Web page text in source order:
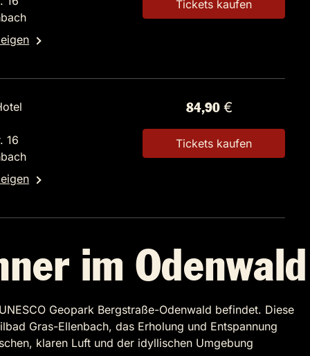
Tickets kaufen
16
84,90 €
Tickets kaufen
im Odenwald
Geopark Bergstraße-Odenwald befindet. Diese
Gras-Ellenbach, das Erholung und Entspannung
klaren Luft und der idyllischen Umgebung